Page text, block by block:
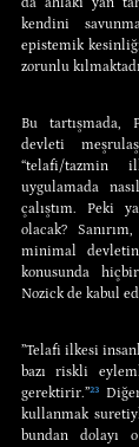
kendini
epistemik
zorunlu
Bu tartışmada,
devleti
“telafi/tazmin
uygulamada
çalıştım. Peki
olacak?
minimal devletin
konusunda
Nozick de kabul
”Telafi ilkesi
bazı riskli
gerektirir.”²³
kullanmak
bundan dolayı